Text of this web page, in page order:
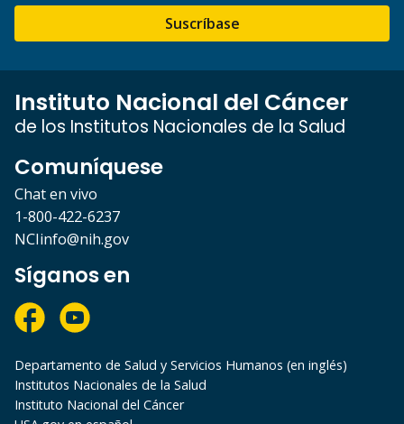
Suscríbase
Instituto Nacional del Cáncer
de los Institutos Nacionales de la Salud
Comuníquese
Chat en vivo
1-800-422-6237
NCIinfo@nih.gov
Síganos en
Departamento de Salud y Servicios Humanos (en inglés)
Institutos Nacionales de la Salud
Instituto Nacional del Cáncer